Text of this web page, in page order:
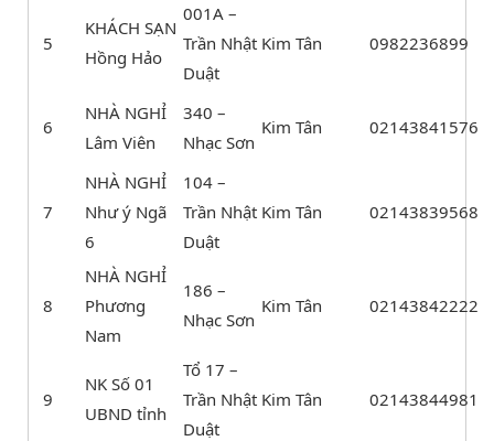
5
KHÁCH SẠN
Hồng Hảo
001A –
Trần Nhật
Duật
Kim Tân 0982236899
6
NHÀ NGHỈ
Lâm Viên
340 –
Nhạc Sơn
Kim Tân 02143841576
7
NHÀ NGHỈ
Như ý Ngã
6
104 –
Trần Nhật
Duật
Kim Tân 02143839568
8
NHÀ NGHỈ
Phương
Nam
186 –
Nhạc Sơn
Kim Tân 02143842222
9
NK Số 01
UBND tỉnh
Tổ 17 –
Trần Nhật
Duật
Kim Tân 02143844981